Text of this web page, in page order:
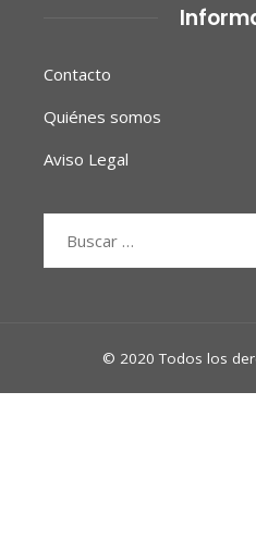
Contacto
Quiénes somos
Aviso Legal
© 2020 Todos los